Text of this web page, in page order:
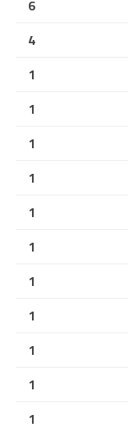
6
4
1
1
1
1
1
1
1
1
1
1
1